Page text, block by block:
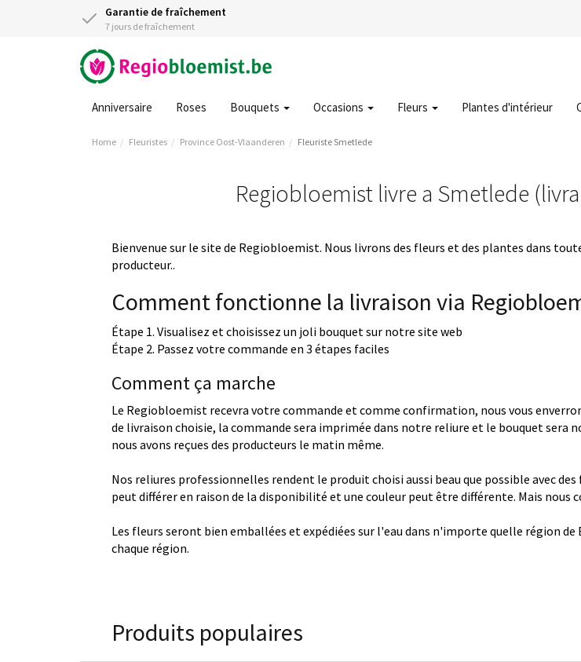
Garantie de fraîchement
7 jours de fraîchement
Anniversaire Roses Bouquets Occasions Fleurs Plantes d'intérieur
Home Fleuristes Province Oost-Vlaanderen Fleuriste Smetlede
Regiobloemist livre a Smetlede
Bienvenue sur le site de Regiobloemist. Nous livrons des fleurs et des plantes dans
producteur..
Comment fonctionne la livraison via
Étape 1. Visualisez et choisissez un joli bouquet sur notre site web
Étape 2. Passez votre commande en 3 étapes faciles
Comment ça marche
Le Regiobloemist recevra votre commande et comme confirmation, nous vous
de livraison choisie, la commande sera imprimée dans notre reliure et le bouquet sera
nous avons reçues des producteurs le matin même.
Nos reliures professionnelles rendent le produit choisi aussi beau que possible avec
peut différer en raison de la disponibilité et une couleur peut être différente. Mais nous
Les fleurs seront bien emballées et expédiées sur l'eau dans n'importe quelle région
chaque région.
Produits populaires